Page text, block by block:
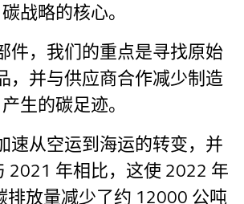
碳战略的核心。
件，我们的重点是寻找原始
，并与供应商合作减少制造
产生的碳足迹。
速从空运到海运的转变，并
2021 年相比，这使 2022 年
排放量减少了约 12000 公吨